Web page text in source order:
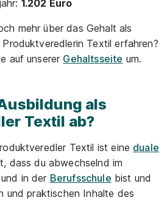
1.202 Euro
mehr über das Gehalt als
Textil erfahren?
auf unserer Gehaltsseite um.
als
Textil ab?
Textil ist eine duale
dass du abwechselnd im
in der Berufsschule bist und
und praktischen Inhalte des